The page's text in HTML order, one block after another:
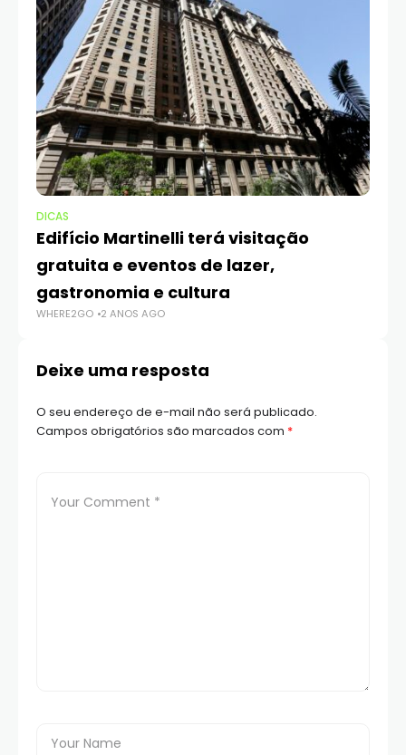
DICAS
Edifício Martinelli terá visitação
gratuita e eventos de lazer,
gastronomia e cultura
WHERE2GO 2 ANOS AGO
Deixe uma resposta
O seu endereço de e-mail não será publicado.
Campos obrigatórios são marcados com *